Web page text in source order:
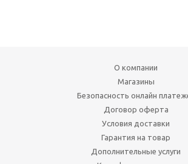
О компании
Магазины
Безопасность онлайн
Договор оферта
Условия доставки
Гарантия на товар
Дополнительные услуги